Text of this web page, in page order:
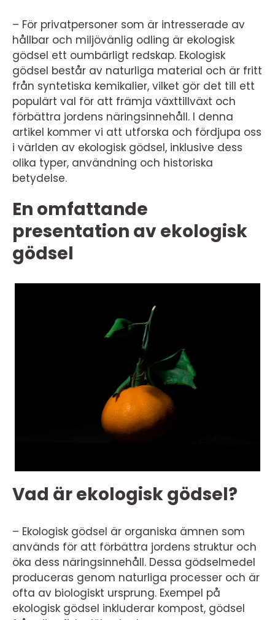
– För privatpersoner som är intresserade av
hållbar och miljövänlig odling är ekologisk
gödsel ett oumbärligt redskap. Ekologisk
gödsel består av naturliga material och är fritt
från syntetiska kemikalier, vilket gör det till ett
populärt val för att främja växttillväxt och
förbättra jordens näringsinnehåll. I denna
artikel kommer vi att utforska och fördjupa oss
i världen av ekologisk gödsel, inklusive dess
olika typer, användning och historiska
betydelse.
En omfattande
presentation av ekologisk
gödsel
Vad är ekologisk gödsel?
– Ekologisk gödsel är organiska ämnen som
används för att förbättra jordens struktur och
öka dess näringsinnehåll. Dessa gödselmedel
produceras genom naturliga processer och är
ofta av biologiskt ursprung. Exempel på
ekologisk gödsel inkluderar kompost, gödsel